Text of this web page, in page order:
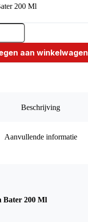
200 Ml
aan winkelwagen
Beschrijving
Aanvullende informatie
Bater 200 Ml